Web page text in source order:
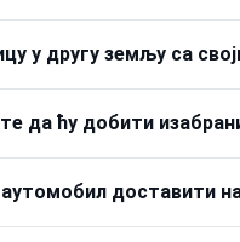
у другу земљу са
да ћу добити
доставити на